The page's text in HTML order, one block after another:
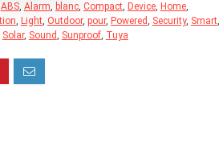
ABS, Alarm, blanc, Compact, Device, Home,
, Light, Outdoor, pour, Powered, Security, Smart,
Solar, Sound, Sunproof, Tuya